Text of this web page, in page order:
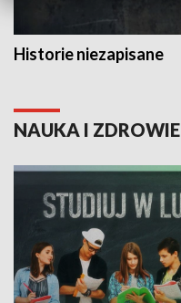
Historie niezapisane
NAUKA I ZDROWIE